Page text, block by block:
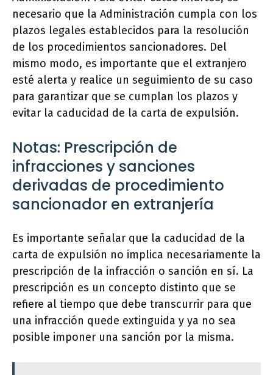
necesario que la Administración cumpla con los
plazos legales establecidos para la resolución
de los procedimientos sancionadores. Del
mismo modo, es importante que el extranjero
esté alerta y realice un seguimiento de su caso
para garantizar que se cumplan los plazos y
evitar la caducidad de la carta de expulsión.
Notas: Prescripción de
infracciones y sanciones
derivadas de procedimiento
sancionador en extranjería
Es importante señalar que la caducidad de la
carta de expulsión no implica necesariamente la
prescripción de la infracción o sanción en sí. La
prescripción es un concepto distinto que se
refiere al tiempo que debe transcurrir para que
una infracción quede extinguida y ya no sea
posible imponer una sanción por la misma.